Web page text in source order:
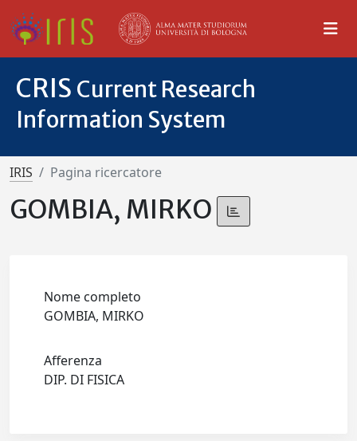
CRIS Current Research
Information System
IRIS Pagina ricercatore
GOMBIA, MIRKO
Nome completo
GOMBIA, MIRKO
Afferenza
DIP. DI FISICA